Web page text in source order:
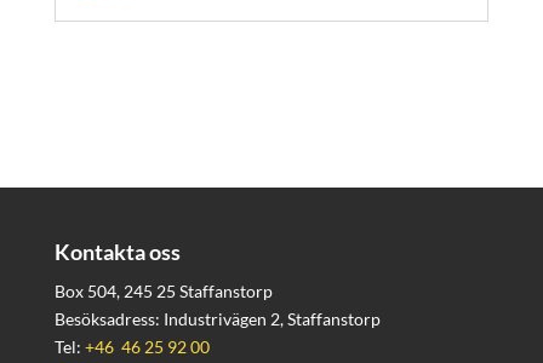
Kontakta oss
Box 504, 245 25 Staffanstorp
Besöksadress: Industrivägen 2, Staffanstorp
Tel: +46 46 25 92 00